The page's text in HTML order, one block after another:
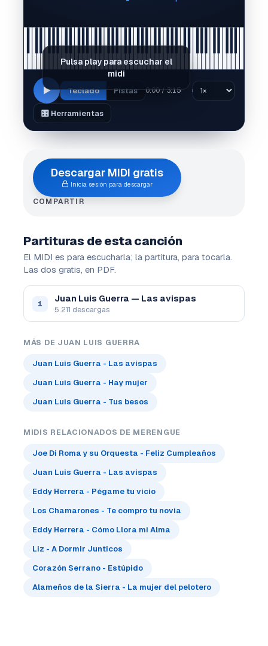
Pulsa play para escuchar el
midi
Teclado Pistas 0:00 / 3:15
🎛️ Herramientas
Descargar MIDI gratis
Inicia sesión para descargar
COMPARTIR
Partituras de esta canción
El MIDI es para escucharla; la partitura, para tocarla.
Las dos gratis, en PDF.
1 Juan Luis Guerra — Las avispas
5.211 descargas
MÁS DE JUAN LUIS GUERRA
Juan Luis Guerra - Las avispas
Juan Luis Guerra - Hay mujer
Juan Luis Guerra - Tus besos
MIDIS RELACIONADOS DE MERENGUE
Joe Di Roma y su Orquesta - Feliz Cumpleaños
Juan Luis Guerra - Las avispas
Eddy Herrera - Pégame tu vicio
Los Chamarones - Te compro tu novia
Eddy Herrera - Cómo Llora mi Alma
Liz - A Dormir Junticos
Corazón Serrano - Estúpido
Alameños de la Sierra - La mujer del pelotero